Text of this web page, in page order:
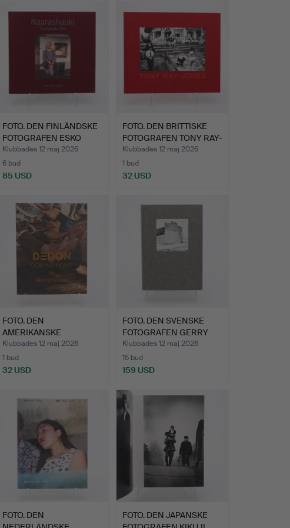
föremål
FOTO. DEN FINLÄNDSKE
FOTOGRAFEN ESKO
MÄNNI…
Klubbades 12 maj 2026
6 bud
85 USD
FOTO. DEN BRITTISKE
FOTOGRAFEN TONY RAY-
JO…
Klubbades 12 maj 2026
1 bud
32 USD
FOTO. DEN
AMERIKANSKE
FOTOGRAFEN ANDY
WEBE…
Klubbades 12 maj 2026
1 bud
32 USD
FOTO. DEN SVENSKE
FOTOGRAFEN GERRY
JOHANSS…
Klubbades 12 maj 2026
15 bud
159 USD
FOTO. DEN
FOTO. DEN JAPANSKE